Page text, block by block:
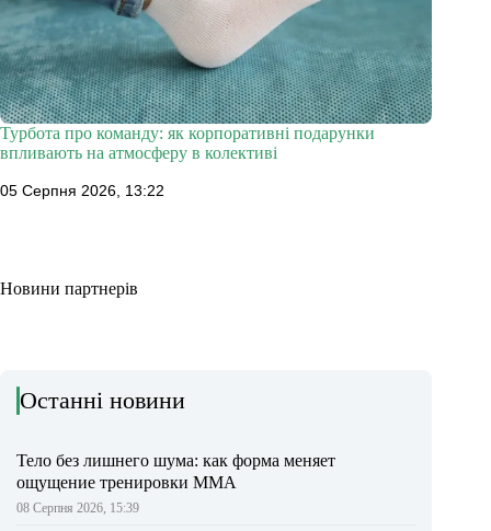
Турбота про команду: як корпоративні подарунки
впливають на атмосферу в колективі
05 Серпня 2026, 13:22
Новини партнерів
Останні новини
Тело без лишнего шума: как форма меняет
ощущение тренировки ММА
08 Серпня 2026, 15:39